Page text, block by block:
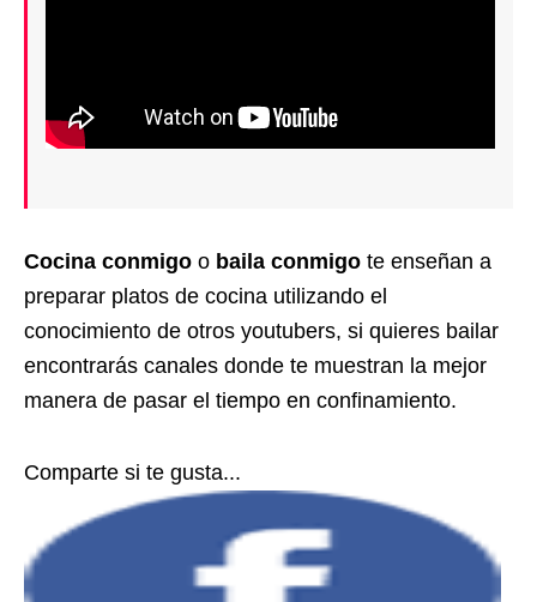
Cocina conmigo o baila conmigo te enseñan a
preparar platos de cocina utilizando el
conocimiento de otros youtubers, si quieres bailar
encontrarás canales donde te muestran la mejor
manera de pasar el tiempo en confinamiento.
Comparte si te gusta...